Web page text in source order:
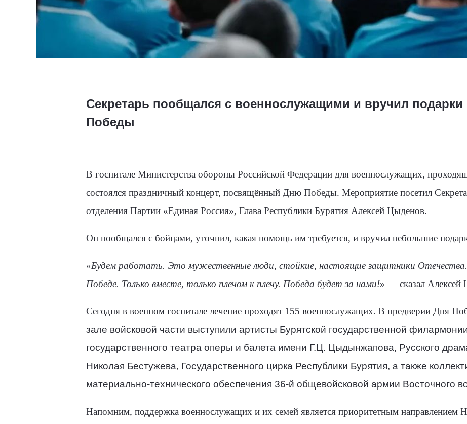
Секретарь пообщался с военнослужащими и вручил
Победы
В госпитале Министерства обороны Российской Федерации для военнослужащих,
состоялся праздничный концерт, посвящённый Дню Победы. Мероприятие посетил
отделения Партии «Единая Россия», Глава Республики Бурятия Алексей Цыденов.
Он пообщался с бойцами, уточнил, какая помощь им требуется, и вручил небольшие
«Будем работать. Это мужественные люди, стойкие, настоящие защитники
Победе. Только вместе, только плечом к плечу. Победа будет за нами!» — сказал Алексей
Сегодня в военном госпитале лечение проходят 155 военнослужащих. В предверии Дня
зале войсковой части выступили артисты Бурятской государственной
государственного театра оперы и балета имени Г.Ц. Цыдынжапова, Русского
Николая Бестужева, Государственного цирка Республики Бурятия, а также
материально-технического обеспечения 36-й общевойсковой армии Восточного
Напомним, поддержка военнослужащих и их семей является приоритетным направлением